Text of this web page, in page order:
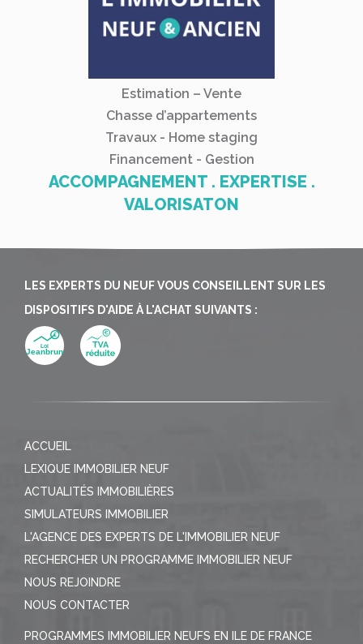
Estimation – Vente
Chasse d’appartements
Travaux - Home staging
Financement - Gestion
ACCOMPAGNEMENT . EXPERTISE .
VALORISATON
LES EXPERTS DU NEUF VOUS CONSEILLENT SUR LES
DISPOSITIFS D'AIDE À L'ACHAT SUIVANTS :
ACCUEIL
LEXIQUE IMMOBILIER NEUF
ACTUALITÉS IMMOBILIÈRES
SIMULATEURS IMMOBILIER
L'AGENCE DES EXPERTS DE L'IMMOBILIER NEUF
RECHERCHER UN PROGRAMME IMMOBILIER NEUF
NOUS REJOINDRE
NOUS CONTACTER
PROGRAMMES IMMOBILIER NEUFS EN ILE DE FRANCE